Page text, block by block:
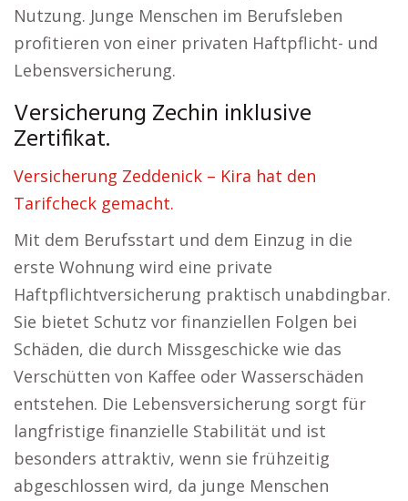
Nutzung. Junge Menschen im Berufsleben
profitieren von einer privaten Haftpflicht- und
Lebensversicherung.
Versicherung Zechin inklusive
Zertifikat.
Versicherung Zeddenick – Kira hat den
Tarifcheck gemacht.
Mit dem Berufsstart und dem Einzug in die
erste Wohnung wird eine private
Haftpflichtversicherung praktisch unabdingbar.
Sie bietet Schutz vor finanziellen Folgen bei
Schäden, die durch Missgeschicke wie das
Verschütten von Kaffee oder Wasserschäden
entstehen. Die Lebensversicherung sorgt für
langfristige finanzielle Stabilität und ist
besonders attraktiv, wenn sie frühzeitig
abgeschlossen wird, da junge Menschen